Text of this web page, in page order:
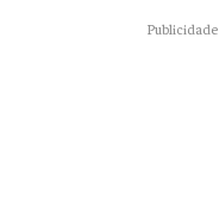
Publicidade